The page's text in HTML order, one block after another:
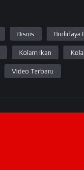
Bisnis Budidaya
Kolam Ikan
Video Terbaru